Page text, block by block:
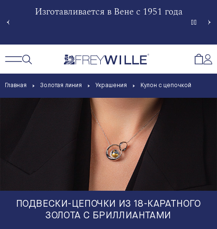
Изготавливается в Вене с 1951 года
Открыть / Закрыть навигацию
Открытый поиск
Главная Золотая линия Украшения Kулон с цепочкой
ПОДВЕСКИ-ЦЕПОЧКИ ИЗ 18-КАРАТНОГО
ЗОЛОТА С БРИЛЛИАНТАМИ